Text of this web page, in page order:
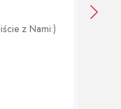
z Nami:)
2026-